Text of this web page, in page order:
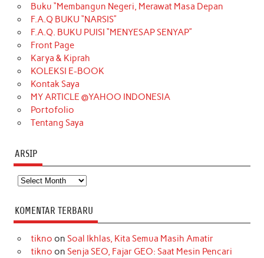
b
o
o
k
a
g
r
a
m
o
k
e
r
e
d
t
e
u
b
Buku “Membangun Negeri, Merawat Masa Depan
F.A.Q BUKU “NARSIS”
F.A.Q. BUKU PUISI “MENYESAP SENYAP”
Front Page
Karya & Kiprah
KOLEKSI E-BOOK
Kontak Saya
MY ARTICLE @YAHOO INDONESIA
Portofolio
Tentang Saya
ARSIP
Arsip
KOMENTAR TERBARU
tikno on Soal Ikhlas, Kita Semua Masih Amatir
tikno on Senja SEO, Fajar GEO: Saat Mesin Pencari